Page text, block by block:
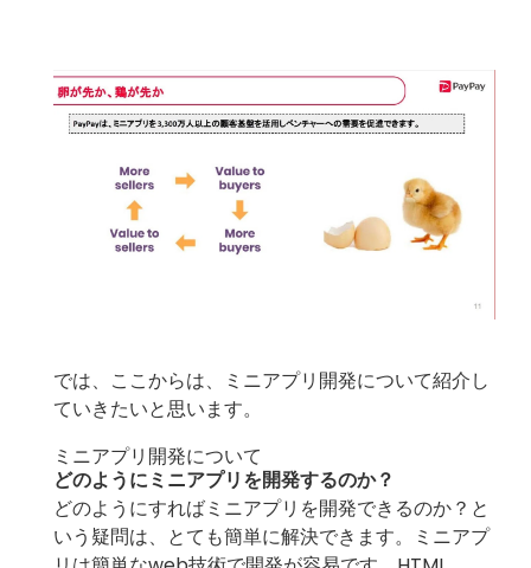
では、ここからは、ミニアプリ開発について紹介し
ていきたいと思います。
ミニアプリ開発について
どのようにミニアプリを開発するのか？
どのようにすればミニアプリを開発できるのか？と
いう疑問は、とても簡単に解決できます。ミニアプ